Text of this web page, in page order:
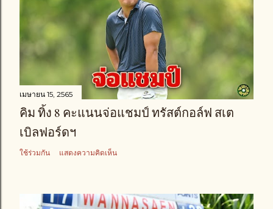
เมษายน 15, 2565
คิม ทิ้ง 8 คะแนนจ่อแชมป์ ทรัสต์กอล์ฟ สเต
เบิลฟอร์ดฯ
ใช้ร่วมกัน แสดงความคิดเห็น